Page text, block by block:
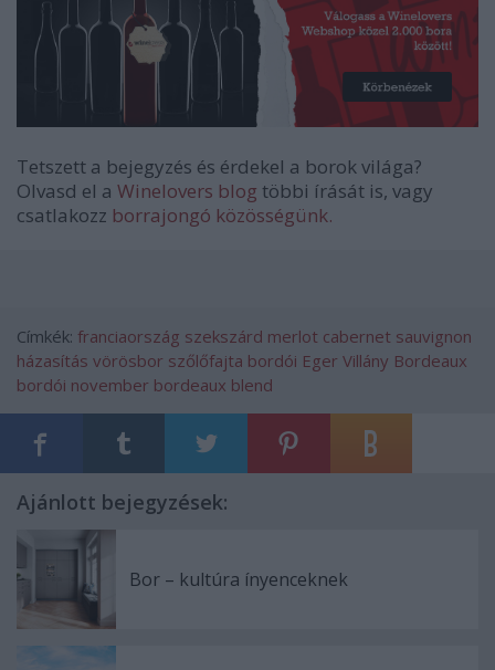
Tetszett a bejegyzés és érdekel a borok világa?
Olvasd el a Winelovers blog többi írását is, vagy
csatlakozz borrajongó közösségünk.
Címkék: franciaország szekszárd merlot cabernet sauvignon
házasítás vörösbor szőlőfajta bordói Eger Villány Bordeaux
bordói november bordeaux blend
Ajánlott bejegyzések:
Bor – kultúra ínyenceknek